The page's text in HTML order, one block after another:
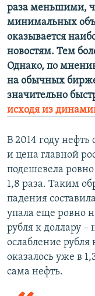
раза меньшими,
минимальных
оказывается
новостям. Тем
Однако, по
на обычных
значительно
исходя из
В 2014 году нефть
и цена главной
подешевела ровно
1,8 раза. Таким
падения
упала еще ровно
рубля к доллару –
ослабление рубля
оказалось уже в
сама нефть.